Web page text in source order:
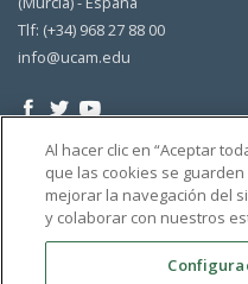
Tlf: (+34) 968 27 88 00
info@ucam.edu
Al hacer clic en “Aceptar
que las cookies se
mejorar la navegación del
y colaborar con nuestros